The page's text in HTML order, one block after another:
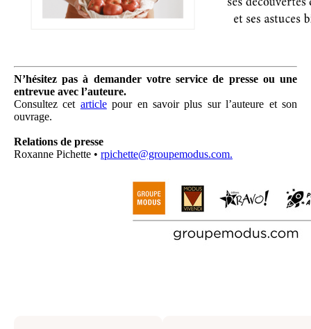
N’hésitez pas à demander votre service de presse ou une
entrevue avec l’auteure.
Consultez cet articlepour en savoir plus sur l’auteure et son
ouvrage.
Relations de presse
Roxanne Pichette • rpichette@groupemodus.com.